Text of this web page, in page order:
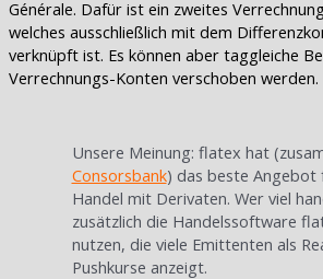
Générale. Dafür ist ein zweites
welches ausschließlich mit dem
verknüpft ist. Es können aber taggleiche
Verrechnungs-Konten verschoben werden.
Unsere Meinung: flatex hat
Consorsbank) das beste Angebot
Handel mit Derivaten. Wer viel
zusätzlich die Handelssoftware
nutzen, die viele Emittenten als
Pushkurse anzeigt.